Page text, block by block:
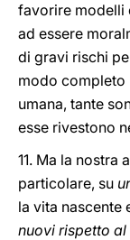
favorire modelli
ad essere
di gravi rischi
modo completo
umana, tante
esse rivestono
11. Ma la nostra
particolare, su
la vita nascente
nuovi rispetto